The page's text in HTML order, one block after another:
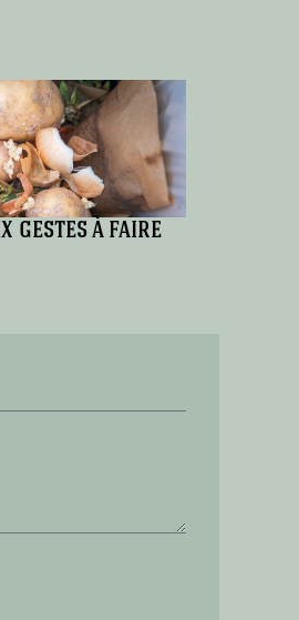
gestes à faire